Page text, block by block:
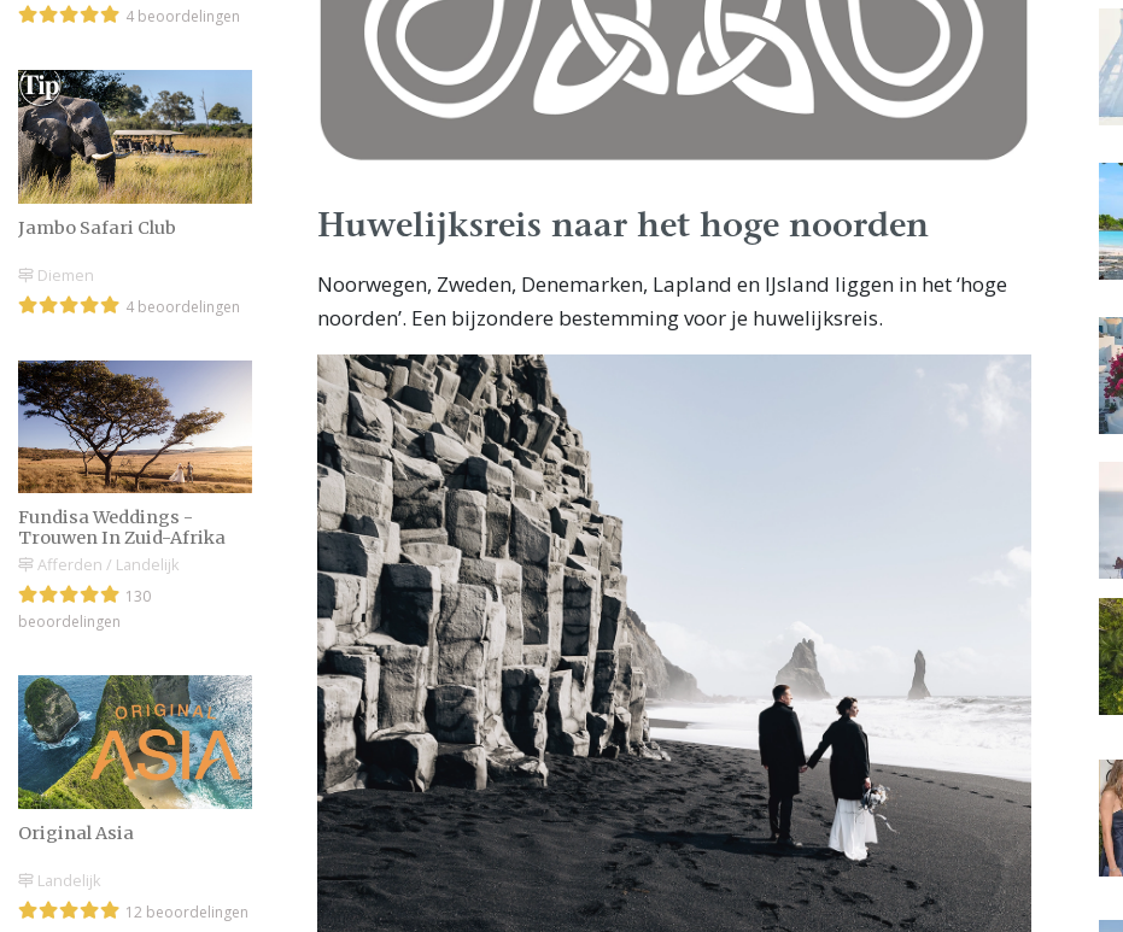
4 beoordelingen
Jambo Safari Club
Diemen
4 beoordelingen
Fundisa Weddings -
Trouwen In Zuid-Afrika
Afferden / Landelijk
130
beoordelingen
Original Asia
Landelijk
12 beoordelingen
Huwelijksreis naar het hoge noorden
Noorwegen, Zweden, Denemarken, Lapland en IJsland liggen in het ‘hoge
noorden’. Een bijzondere bestemming voor je huwelijksreis.